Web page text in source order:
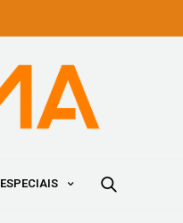
ESPECIAIS